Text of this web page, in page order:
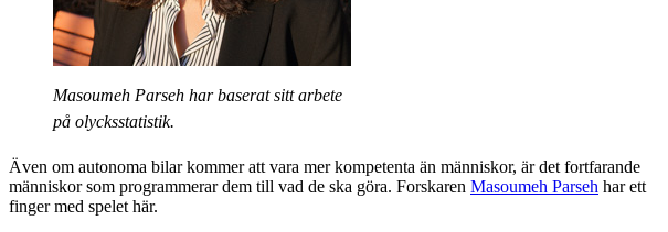
Masoumeh Parseh har baserat sitt arbete
på olycksstatistik.
Även om autonoma bilar kommer att vara mer kompetenta än människor, är det fortfarande
människor som programmerar dem till vad de ska göra. Forskaren Masoumeh Parseh har ett
finger med spelet här.